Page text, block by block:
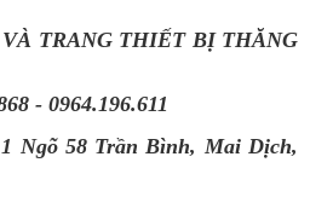
TRANG THIẾT BỊ THĂNG
- 0964.196.611
Ngõ 58 Trần Bình, Mai Dịch,